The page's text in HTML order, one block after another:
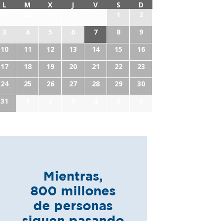
L M X J V S
D
1
2
3
4 5 6 7 8
9
10
11 12 13 14 15
16
17
18 19 20 21 22
23
24
25 26 27 28 29
30
31